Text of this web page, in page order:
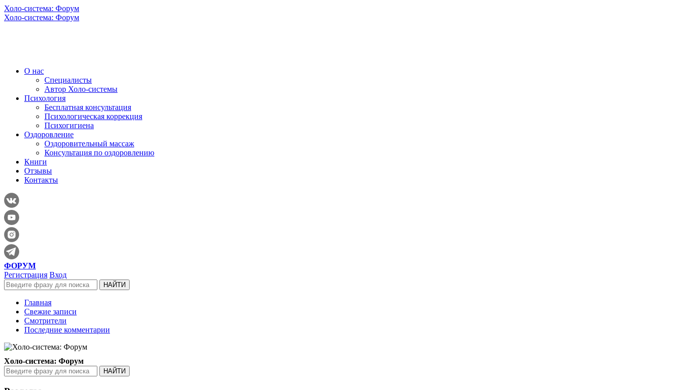
Холо-система: Форум
Холо-система: Форум
О нас
Специалисты
Автор Холо-системы
Психология
Бесплатная консультация
Психологическая коррекция
Психогигиена
Оздоровление
Оздоровительный массаж
Консультация по оздоровлению
Книги
Отзывы
Контакты
ФОРУМ
Регистрация Вход
Главная
Свежие записи
Смотрители
Последние комментарии
Холо-система: Форум